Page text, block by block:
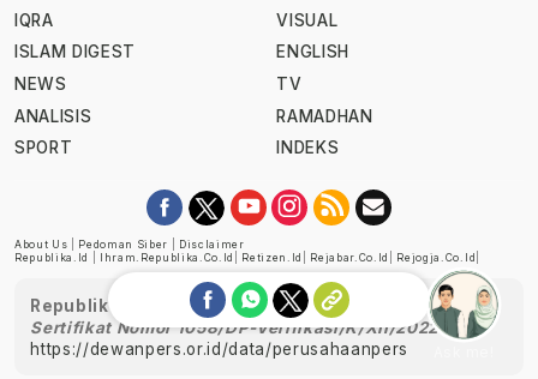
IQRA
ISLAM DIGEST
NEWS
ANALISIS
SPORT
VISUAL
ENGLISH
TV
RAMADHAN
INDEKS
About Us Pedoman Siber
Disclaimer
Republika.id
Ihram.republika.co.id Retizen.id Rejabar.co.id Rejogja.co.id
Republika telah diverifikasi oleh Dewan Pers
Sertifikat Nomor 1058/DP-Verifikasi/K/XII/2022
https://dewanpers.or.id/data/perusahaanpers